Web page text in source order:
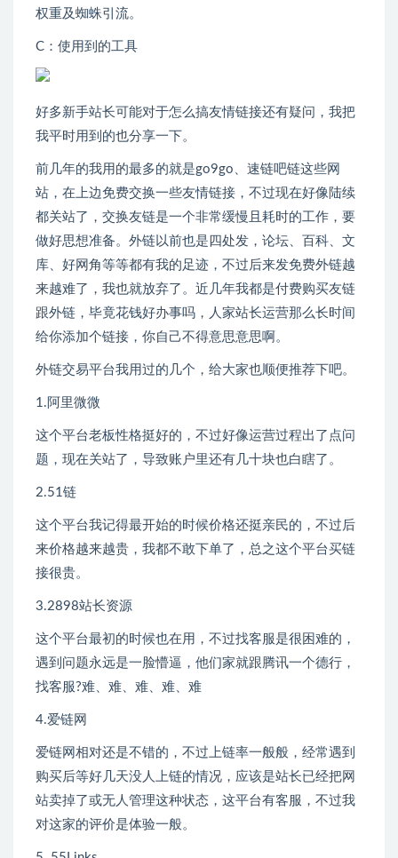
权重及蜘蛛引流。
C：使用到的工具
好多新手站长可能对于怎么搞友情链接还有疑问，我把
我平时用到的也分享一下。
前几年的我用的最多的就是go9go、速链吧链这些网
站，在上边免费交换一些友情链接，不过现在好像陆续
都关站了，交换友链是一个非常缓慢且耗时的工作，要
做好思想准备。外链以前也是四处发，论坛、百科、文
库、好网角等等都有我的足迹，不过后来发免费外链越
来越难了，我也就放弃了。近几年我都是付费购买友链
跟外链，毕竟花钱好办事吗，人家站长运营那么长时间
给你添加个链接，你自己不得意思意思啊。
外链交易平台我用过的几个，给大家也顺便推荐下吧。
1.阿里微微
这个平台老板性格挺好的，不过好像运营过程出了点问
题，现在关站了，导致账户里还有几十块也白瞎了。
2.51链
这个平台我记得最开始的时候价格还挺亲民的，不过后
来价格越来越贵，我都不敢下单了，总之这个平台买链
接很贵。
3.2898站长资源
这个平台最初的时候也在用，不过找客服是很困难的，
遇到问题永远是一脸懵逼，他们家就跟腾讯一个德行，
找客服?难、难、难、难、难
4.爱链网
爱链网相对还是不错的，不过上链率一般般，经常遇到
购买后等好几天没人上链的情况，应该是站长已经把网
站卖掉了或无人管理这种状态，这平台有客服，不过我
对这家的评价是体验一般。